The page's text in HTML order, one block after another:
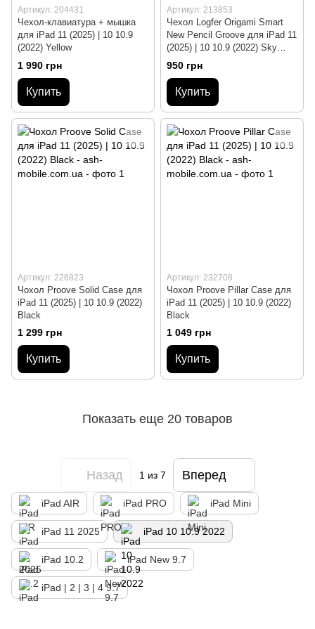
Артикул: 204431
Чехол-клавиатура + мышка
для iPad 11 (2025) | 10 10.9
(2022) Yellow
1 990 грн
Купить
Артикул: 213853
Чехол Logfer Origami Smart
New Pencil Groove для iPad 11
(2025) | 10 10.9 (2022) Sky
Blue
950 грн
Купить
Артикул: 226823
Чохол Proove Solid Case для
iPad 11 (2025) | 10 10.9 (2022)
Black
1 299 грн
Купить
Артикул: 232708
Чохол Proove Pillar Case для
iPad 11 (2025) | 10 10.9 (2022)
Black
1 049 грн
Купить
Показать еще 20 товаров
Назад 1из 7 Вперед
iPad AIR iPad PRO iPad Mini
iPad 11 2025 iPad 10 10.9 2022
iPad 10.2 iPad New 9.7
iPad | 2 | 3 | 4 9.7